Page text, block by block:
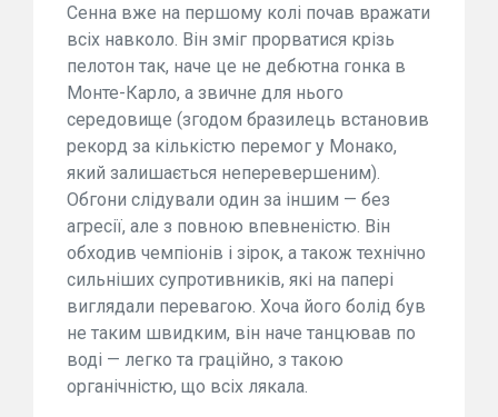
Сенна вже на першому колі почав вражати
всіх навколо. Він зміг прорватися крізь
пелотон так, наче це не дебютна гонка в
Монте-Карло, а звичне для нього
середовище (згодом бразилець встановив
рекорд за кількістю перемог у Монако,
який залишається неперевершеним).
Обгони слідували один за іншим — без
агресії, але з повною впевненістю. Він
обходив чемпіонів і зірок, а також технічно
сильніших супротивників, які на папері
виглядали перевагою. Хоча його болід був
не таким швидким, він наче танцював по
воді — легко та граційно, з такою
органічністю, що всіх лякала.